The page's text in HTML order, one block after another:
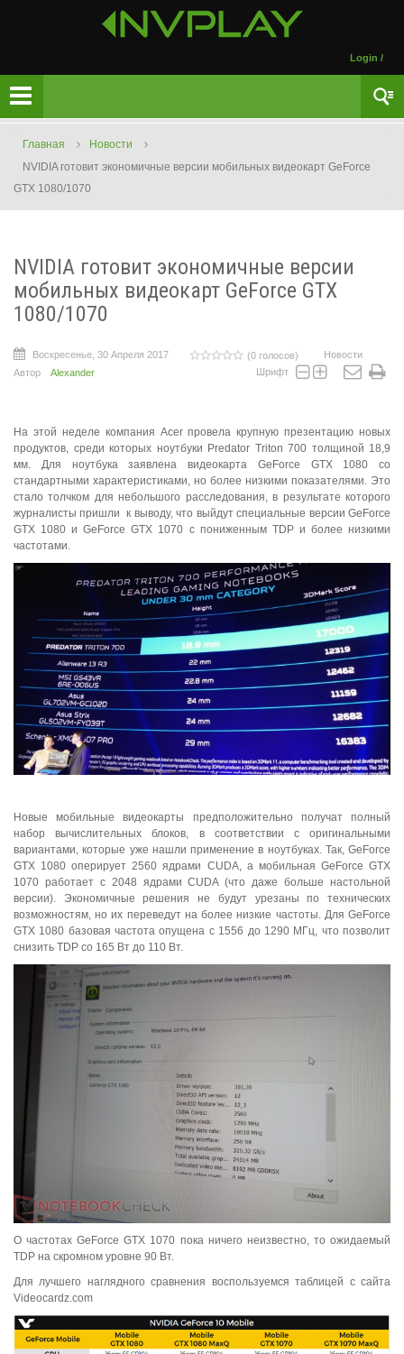
Login /
Главная
Новости
NVIDIA готовит экономичные версии мобильных видеокарт GeForce
GTX 1080/1070
NVIDIA готовит экономичные версии
мобильных видеокарт GeForce GTX
1080/1070
Воскресенье, 30 Апреля 2017 (0 голосов)
Новости
Автор
Alexander Шрифт
На этой неделе компания Acer провела крупную презентацию новых
продуктов, среди которых ноутбуки Predator Triton 700 толщиной 18,9
мм. Для ноутбука заявлена видеокарта GeForce GTX 1080 со
стандартными характеристиками, но более низкими показателями. Это
стало толчком для небольшого расследования, в результате которого
журналисты пришли к выводу, что выйдут специальные версии GeForce
GTX 1080 и GeForce GTX 1070 с пониженным TDP и более низкими
частотами.
Новые мобильные видеокарты предположительно получат полный
набор вычислительных блоков, в соответствии с оригинальными
вариантами, которые уже нашли применение в ноутбуках. Так, GeForce
GTX 1080 оперирует 2560 ядрами CUDA, а мобильная GeForce GTX
1070 работает с 2048 ядрами CUDA (что даже больше настольной
версии). Экономичные решения не будут урезаны по технических
возможностям, но их переведут на более низкие частоты. Для GeForce
GTX 1080 базовая частота опущена с 1556 до 1290 МГц, что позволит
снизить TDP со 165 Вт до 110 Вт.
О частотах GeForce GTX 1070 пока ничего неизвестно, то ожидаемый
TDP на скромном уровне 90 Вт.
Для лучшего наглядного сравнения воспользуемся таблицей с сайта
Videocardz.com